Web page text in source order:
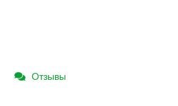
Отзывы